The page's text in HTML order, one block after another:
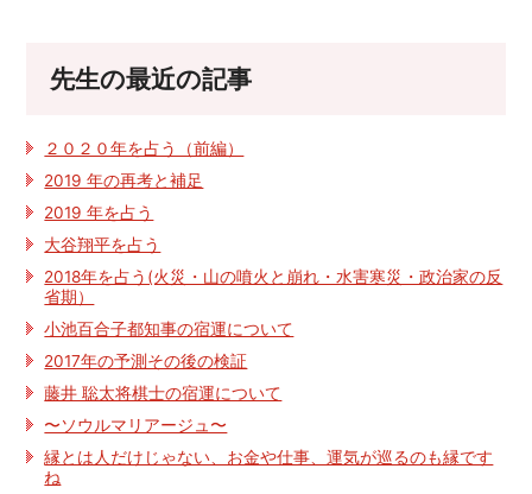
先生の最近の記事
２０２０年を占う（前編）
2019 年の再考と補足
2019 年を占う
大谷翔平を占う
2018年を占う(火災・山の噴火と崩れ・水害寒災・政治家の反
省期）
小池百合子都知事の宿運について
2017年の予測その後の検証
藤井 聡太将棋士の宿運について
〜ソウルマリアージュ〜
縁とは人だけじゃない、お金や仕事、運気が巡るのも縁です
ね